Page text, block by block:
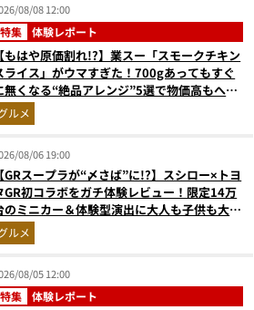
08/08 12:00
特集 体験レポート
【もはや原価割れ!?】業スー「スモークチキン
ライス」がウマすぎた！700gあってもすぐ
無くなる“絶品アレンジ”5選で物価高もへっ
ゃら
ルメ
08/06 19:00
【GRスープラが“〆さば”に!?】スシロー×トヨ
GR初コラボをガチ体験レビュー！限定14万
のミニカー＆体験型演出に大人も子供も大興
間違いなし
ルメ
08/05 12:00
特集 体験レポート